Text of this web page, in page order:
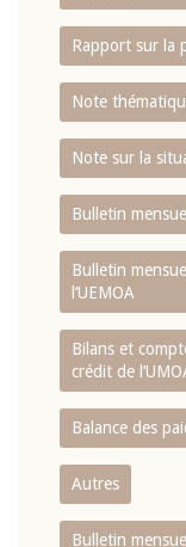
Rapport sur la
Note
Note sur la
Bulletin
Bulletin
l‘UEMOA
Bilans et
crédit de
Balance des
Autres
Bulletin